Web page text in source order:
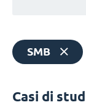
SMB
Casi di